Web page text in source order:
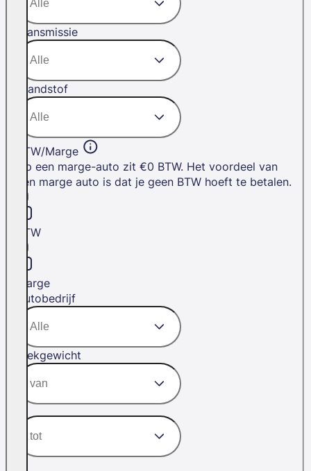
Transmissie
Brandstof
BTW/Marge
Op een marge-auto zit €0 BTW. Het voordeel van
een marge auto is dat je geen BTW hoeft te betalen.
BTW
Marge
Autobedrijf
Trekgewicht